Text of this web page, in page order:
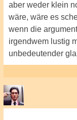
aber weder klein
wäre, wäre es
wenn die
irgendwem lustig
unbedeutender